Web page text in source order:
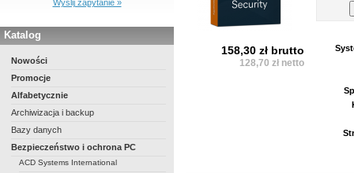
Wyślij zapytanie »
Katalog
Nowości
Promocje
Alfabetycznie
Archiwizacja i backup
Bazy danych
Bezpieczeństwo i ochrona PC
ACD Systems International
158,30 zł brutto
128,70 zł netto